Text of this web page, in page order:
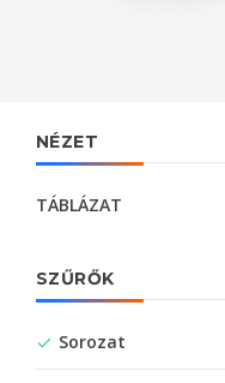
NÉZET
TÁBLÁZAT
SZŰRŐK
Sorozat